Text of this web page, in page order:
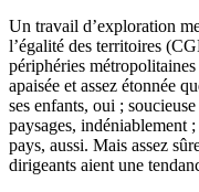
Un travail d’exploration
l’égalité des territoires
périphéries métropolitaines
apaisée et assez étonnée
ses enfants, oui ;
paysages, indéniablement
pays, aussi. Mais assez
dirigeants aient une